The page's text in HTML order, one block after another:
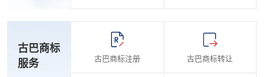
古巴商标
服务
古巴商标注册 古巴商标转让